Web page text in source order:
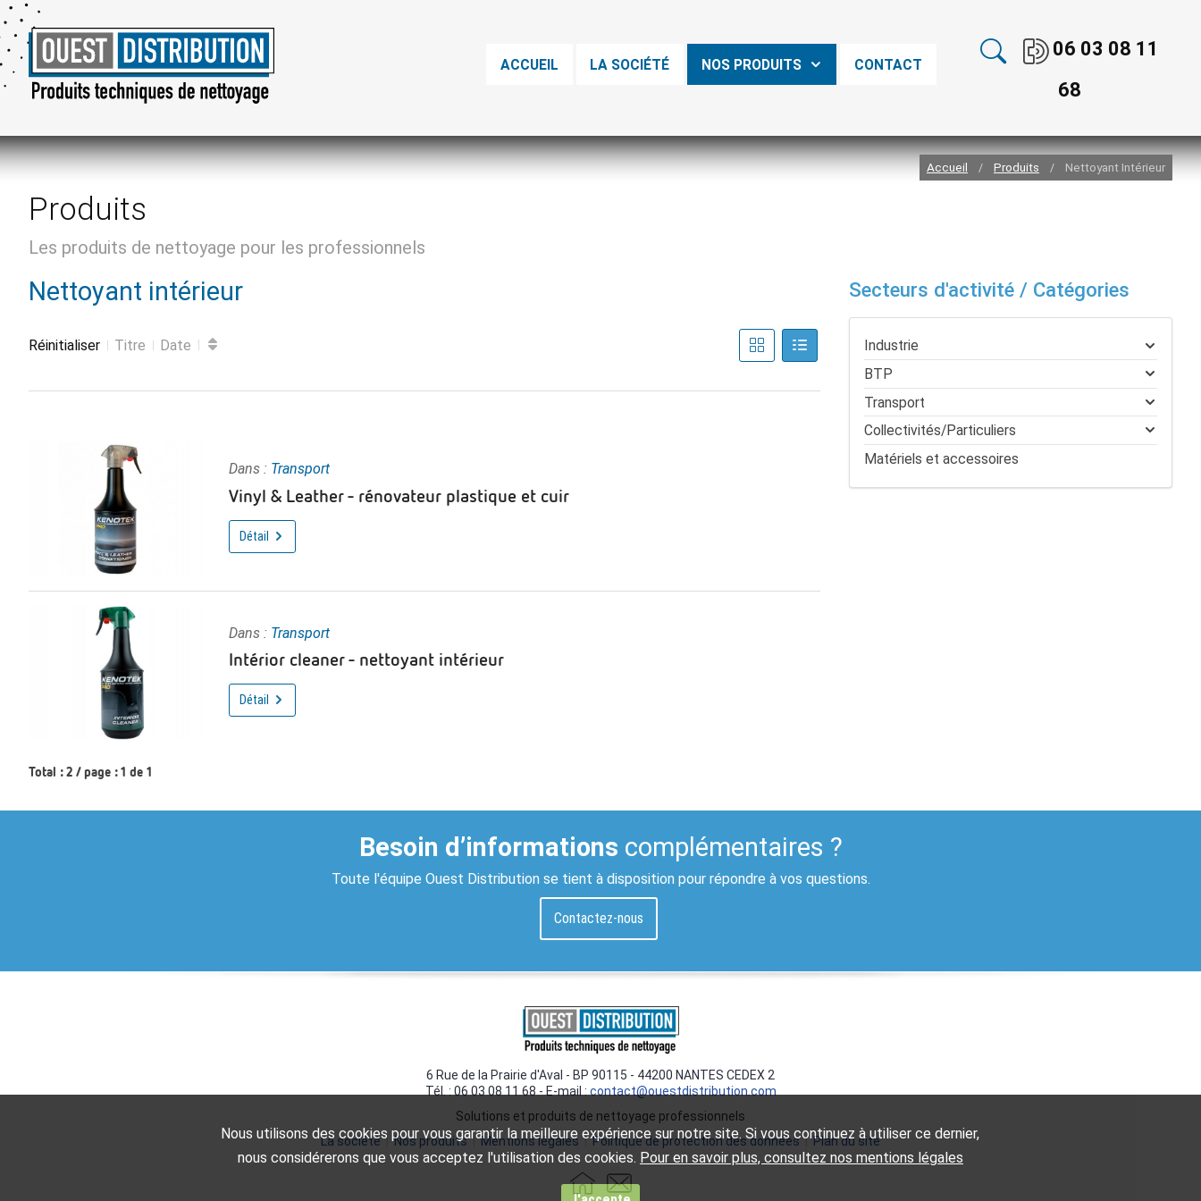
ACCUEIL LA SOCIÉTÉ NOS PRODUITS CONTACT
06 03 08 11
68
Accueil / Produits / Nettoyant Intérieur
Produits
Les produits de nettoyage pour les professionnels
Nettoyant intérieur
Réinitialiser Titre Date
Dans : Transport
Vinyl & Leather - rénovateur plastique et cuir
Détail
Dans : Transport
Intérior cleaner - nettoyant intérieur
Détail
Total : 2 / page : 1 de 1
Secteurs d'activité / Catégories
Industrie
BTP
Transport
Collectivités/Particuliers
Matériels et accessoires
Besoin d’informations complémentaires ?
Toute l'équipe Ouest Distribution se tient à disposition pour répondre à vos questions.
Contactez-nous
6 Rue de la Prairie d'Aval - BP 90115 - 44200 NANTES CEDEX 2
Tél. : 06 03 08 11 68 - E-mail :contact@ouestdistribution.com
Solutions et produits de nettoyage professionnels
La société|Nos produits|Mentions légales |Politique de protection des données|Plan du site
Nous utilisons des cookies pour vous garantir la meilleure expérience sur notre site. Si vous continuez à utiliser ce dernier,
nous considérerons que vous acceptez l'utilisation des cookies. Pour en savoir plus, consultez nos mentions légales